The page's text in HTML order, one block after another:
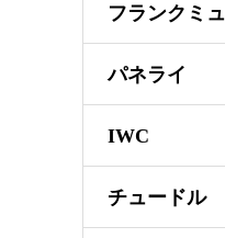
フランクミ
パネライ
IWC
チュードル